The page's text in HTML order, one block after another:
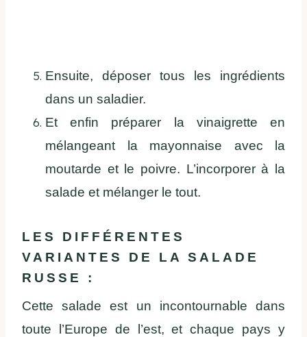
Ensuite, déposer tous les ingrédients
dans un saladier.
Et enfin préparer la vinaigrette en
mélangeant la mayonnaise avec la
moutarde et le poivre. L’incorporer à la
salade et mélanger le tout.
LES DIFFÉRENTES
VARIANTES DE LA SALADE
RUSSE :
Cette salade est un incontournable dans
toute l’Europe de l’est, et chaque pays y